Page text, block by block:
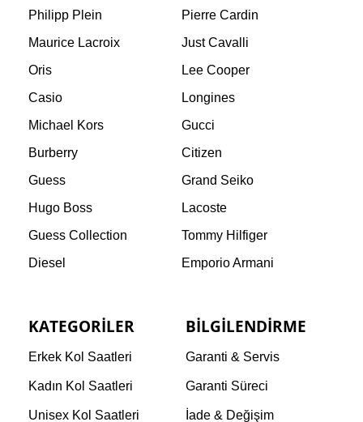
Philipp Plein
Pierre Cardin
Maurice Lacroix
Just Cavalli
Oris
Lee Cooper
Casio
Longines
Michael Kors
Gucci
Burberry
Citizen
Guess
Grand Seiko
Hugo Boss
Lacoste
Guess Collection
Tommy Hilfiger
Diesel
Emporio Armani
KATEGORILER
Erkek Kol Saatleri
Kadın Kol Saatleri
Unisex Kol Saatleri
BILGILENDIRME
Garanti & Servis
Garanti Süreci
İade & Değişim